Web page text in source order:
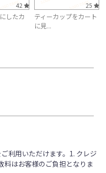
42
したカ
25
ティーカップをカート
に見...
利用いただけます。1. クレジ
はお客様のご負担となりま